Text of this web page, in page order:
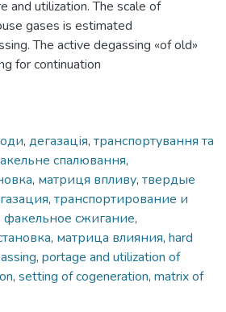
and utilization. The scale of
gases is estimated
The active degassing «of old»
for continuation
, дегазація, транспортування та
спалювання,
, матриця впливу, твердые
, транспортирование и
факельное сжигание,
, матрица влияния, hard
, portage and utilization of
, setting of cogeneration, matrix of